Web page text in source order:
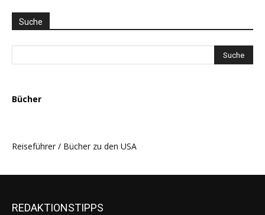
AUSWAHL
Suche
Bücher
Reiseführer / Bücher zu den USA
REDAKTIONSTIPPS